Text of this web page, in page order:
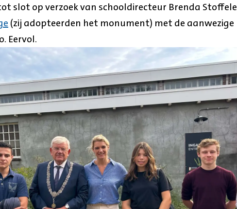
slot op verzoek van schooldirecteur Brenda Stoffele
(zij adopteerden het monument) met de aanwezige
Eervol.